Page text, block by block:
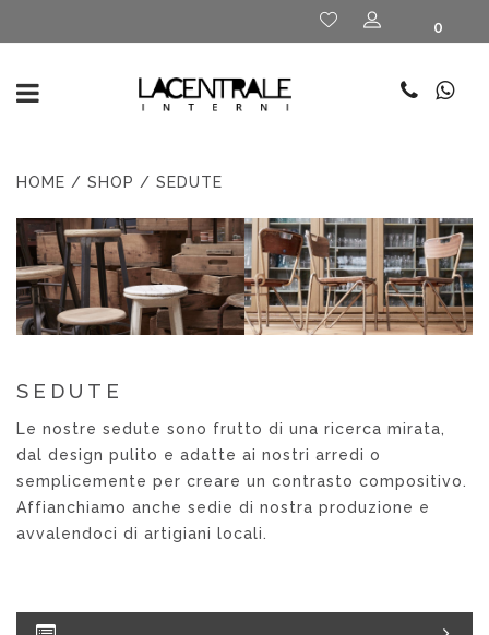
0
HOME / SHOP / SEDUTE
SEDUTE
Le nostre sedute sono frutto di una ricerca mirata,
dal design pulito e adatte ai nostri arredi o
semplicemente per creare un contrasto compositivo.
Affianchiamo anche sedie di nostra produzione e
avvalendoci di artigiani locali.